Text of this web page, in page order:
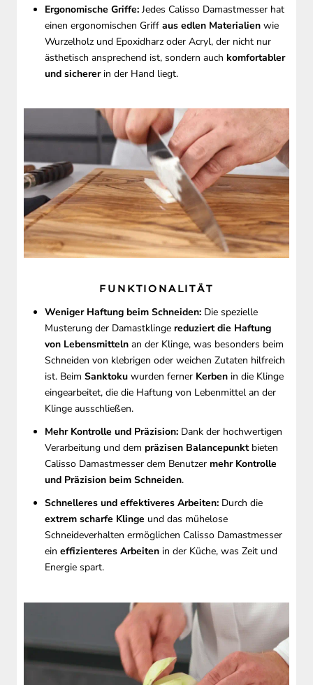
Ergonomische Griffe: Jedes Calisso Damastmesser hat
einen ergonomischen Griff aus edlen Materialien wie
Wurzelholz und Epoxidharz oder Acryl, der nicht nur
ästhetisch ansprechend ist, sondern auch komfortabler
und sichererin der Hand liegt.
FUNKTIONALITÄT
Weniger Haftung beim Schneiden: Die spezielle
Musterung der Damastklinge reduziert die Haftung
von Lebensmitteln an der Klinge, was besonders beim
Schneiden von klebrigen oder weichen Zutaten hilfreich
ist. Beim Sanktoku wurden ferner Kerben in die Klinge
eingearbeitet, die die Haftung von Lebenmittel an der
Klinge ausschließen.
Mehr Kontrolle und Präzision: Dank der hochwertigen
Verarbeitung und dem präzisen Balancepunktbieten
Calisso Damastmesser dem Benutzer mehr Kontrolle
und Präzision beim Schneiden.
Schnelleres und effektiveres Arbeiten: Durch die
extrem scharfe Klinge und das mühelose
Schneideverhalten ermöglichen Calisso Damastmesser
ein effizienteres Arbeiten in der Küche, was Zeit und
Energie spart.